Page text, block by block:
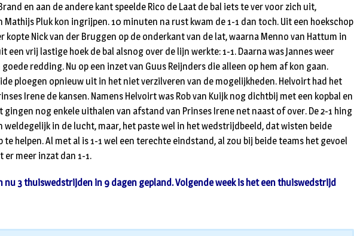
en aan de andere kant speelde Rico de Laat de bal iets te ver voor zich uit,
Pluk kon ingrijpen. 10 minuten na rust kwam de 1-1 dan toch. Uit een hoekschop
kopte Nick van der Bruggen op de onderkant van de lat, waarna Menno van Hattum in
een vrij lastige hoek de bal alsnog over de lijn werkte: 1-1. Daarna was Jannes weer
redding. Nu op een inzet van Guus Reijnders die alleen op hem af kon gaan.
ploegen opnieuw uit in het niet verzilveren van de mogelijkheden. Helvoirt had het
Irene de kansen. Namens Helvoirt was Rob van Kuijk nog dichtbij met een kopbal en
gingen nog enkele uithalen van afstand van Prinses Irene net naast of over. De 2-1 hing
weldegelijk in de lucht, maar, het paste wel in het wedstrijdbeeld, dat wisten beide
te helpen. Al met al is 1-1 wel een terechte eindstand, al zou bij beide teams het gevoel
er meer inzat dan 1-1.
nu 3 thuiswedstrijden in 9 dagen gepland. Volgende week is het een thuiswedstrijd